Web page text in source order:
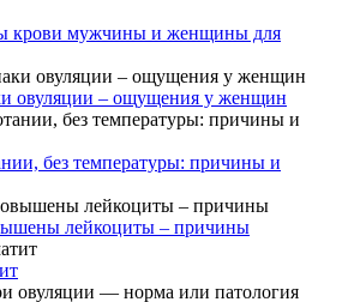
крови мужчины и женщины для
овуляции – ощущения у женщин
без температуры: причины и
лейкоциты – причины